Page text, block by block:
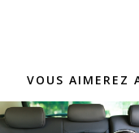
VOUS AIMEREZ